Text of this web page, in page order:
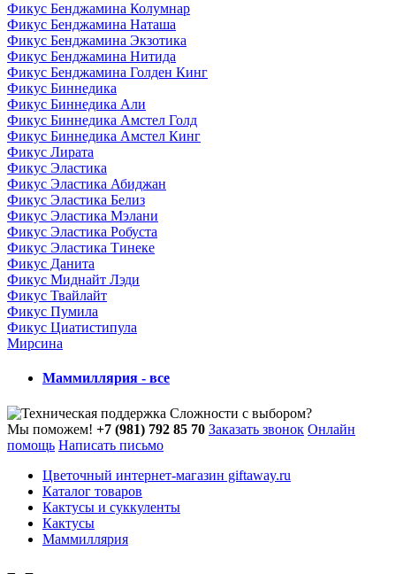
Фикус Бенджамина Колумнар
Фикус Бенджамина Наташа
Фикус Бенджамина Экзотика
Фикус Бенджамина Нитида
Фикус Бенджамина Голден Кинг
Фикус Биннедика
Фикус Биннедика Али
Фикус Биннедика Амстел Голд
Фикус Биннедика Амстел Кинг
Фикус Лирата
Фикус Эластика
Фикус Эластика Абиджан
Фикус Эластика Белиз
Фикус Эластика Мэлани
Фикус Эластика Робуста
Фикус Эластика Тинеке
Фикус Данита
Фикус Миднайт Лэди
Фикус Твайлайт
Фикус Пумила
Фикус Циатистипула
Мирсина
Маммиллярия - все
Сложности с выбором?
Мы поможем! +7 (981) 792 85 70 Заказать звонок Онлайн
помощь Написать письмо
Цветочный интернет-магазин giftaway.ru
Каталог товаров
Кактусы и суккуленты
Кактусы
Маммиллярия